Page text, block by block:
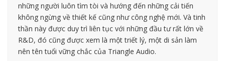
những người luôn tìm tòi và hướng đến những cải tiến
không ngừng về thiết kế cũng như công nghệ mới. Và tinh
thần này được duy trì liên tục với những đầu tư rất lớn về
R&D, đó cũng được xem là một triết lý, một di sản làm
nên tên tuổi vững chắc của Triangle Audio.